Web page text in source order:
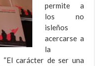
permite a
los no
isleños
acercarse a
la
carácter de ser una